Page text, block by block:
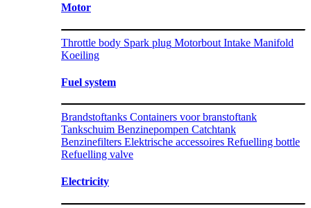
Motor
Throttle body Spark plug Motorbout Intake Manifold
Koeiling
Fuel system
Brandstoftanks Containers voor branstoftank
Tankschuim Benzinepompen Catchtank
Benzinefilters Elektrische accessoires Refuelling bottle
Refuelling valve
Electricity